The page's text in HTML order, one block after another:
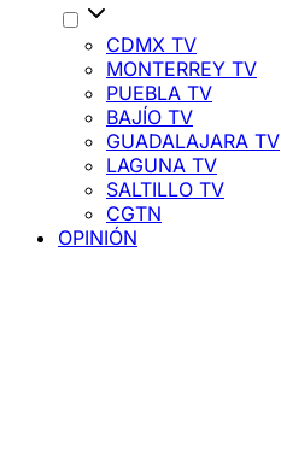
CDMX TV
MONTERREY TV
PUEBLA TV
BAJÍO TV
GUADALAJARA TV
LAGUNA TV
SALTILLO TV
CGTN
OPINIÓN